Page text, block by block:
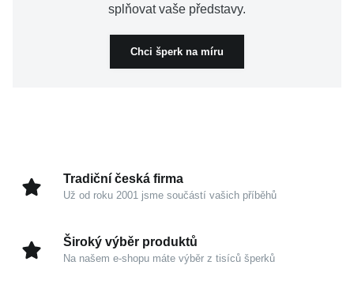
splňovat vaše představy.
Chci šperk na míru
Tradiční česká firma
Už od roku 2001 jsme součástí vašich příběhů
Široký výběr produktů
Na našem e-shopu máte výběr z tisíců šperků